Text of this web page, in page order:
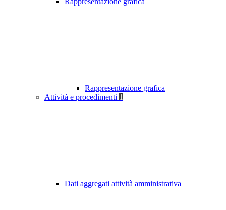
Rappresentazione grafica
Attività e procedimenti 1
Dati aggregati attività amministrativa